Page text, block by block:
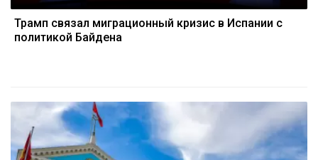
Трамп связал миграционный кризис в Испании с
политикой Байдена